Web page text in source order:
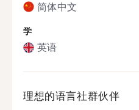
简体中文
学
英语
理想的语言社群伙伴